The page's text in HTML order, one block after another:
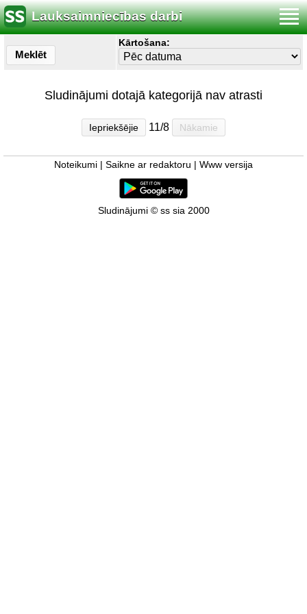
Lauksaimniecības darbi
Meklēt
Kārtošana:
Sludinājumi dotajā kategorijā nav atrasti
Iepriekšējie 11/8 Nākamie
Noteikumi Saikne ar redaktoru Www versija
Sludinājumi © ss sia 2000